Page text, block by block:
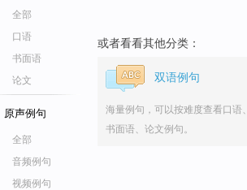
全部
口语
书面语
论文
原声例句
全部
音频例句
视频例句
或者看看其他分类：
双语例句
海量例句，可以按难度查看口语、
书面语、论文例句。